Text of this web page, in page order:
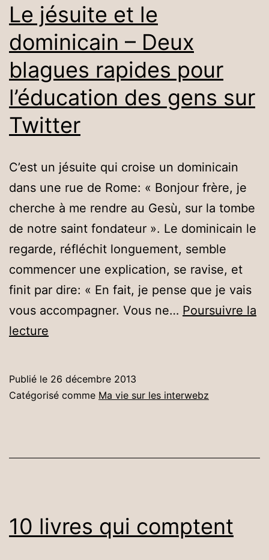
Le jésuite et le
dominicain – Deux
blagues rapides pour
l’éducation des gens sur
Twitter
C’est un jésuite qui croise un dominicain
dans une rue de Rome: « Bonjour frère, je
cherche à me rendre au Gesù, sur la tombe
de notre saint fondateur ». Le dominicain le
regarde, réfléchit longuement, semble
commencer une explication, se ravise, et
finit par dire: « En fait, je pense que je vais
vous accompagner. Vous ne… Poursuivre la
lecture
le
l’éducation
Publié le 26 décembre 2013
Catégorisé comme Ma vie sur les interwebz
10 livres qui comptent